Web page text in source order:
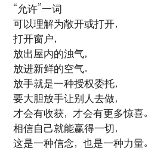
“允许”一词
可以理解为敞开或打开，
打开窗户，
放出屋内的浊气，
放进新鲜的空气。
放手就是一种授权委托，
要大胆放手让别人去做，
才会有收获，才会有更多惊喜。
相信自己就能赢得一切，
这是一种信念，也是一种力量。